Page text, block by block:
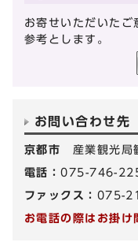
お寄せいただいたご
参考とします。
お問い合わせ先
京都市 産業観光局
電話：075-746-
ファックス： 075-
お電話の際はお掛け